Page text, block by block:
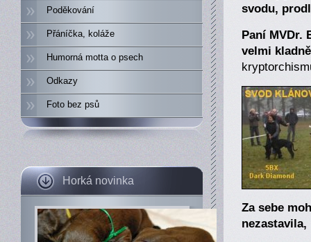
Poděkování
Přáníčka, koláže
Humorná motta o psech
Odkazy
Foto bez psů
Horká novinka
svodu,
Paní MVDr.
velmi kladně
Za sebe